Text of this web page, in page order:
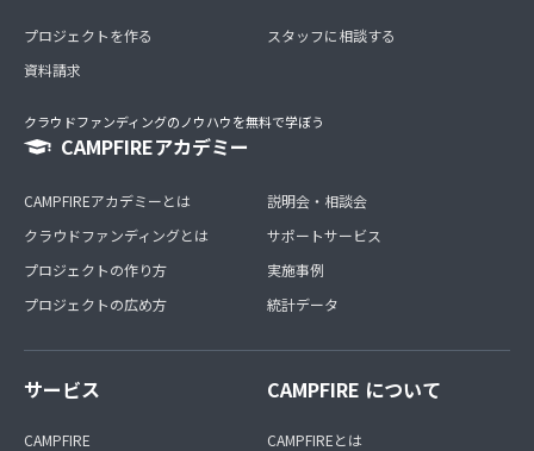
プロジェクトを作る
資料請求
スタッフに相談する
クラウドファンディングのノウハウを無料で学ぼう
CAMPFIREアカデミー
CAMPFIREアカデミーとは
クラウドファンディングとは
プロジェクトの作り方
プロジェクトの広め方
説明会・相談会
サポートサービス
実施事例
統計データ
サービス
CAMPFIRE
CAMPFIRE について
CAMPFIREとは